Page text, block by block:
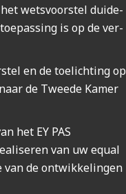
wets­voor­stel dui­de­
is op de ver­
en de toe­lich­ting op
de Twee­de Kamer
het EY PAS
van uw equal
van de ont­wik­ke­lin­gen